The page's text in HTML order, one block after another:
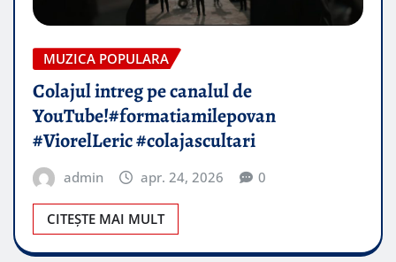
MUZICA POPULARA
Colajul intreg pe canalul de
YouTube!#formatiamilepovan
#ViorelLeric #colajascultari
admin apr. 24, 2026 0
CITEȘTE MAI MULT